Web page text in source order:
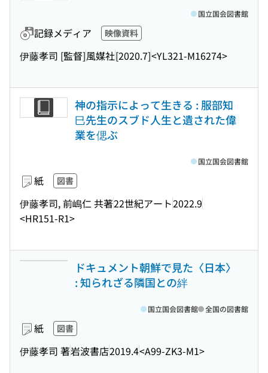
記録メディア 映像資料
伊藤孝司 [監督]風媒社[2020.7]<YL321-M16274>
国立国会図書館
神の指示によって生きる : 服部知
巳先生のスブド人生と遺された偉
業を偲ぶ
紙 図書
伊藤孝司, 前嶋仁 共著22世紀アート2022.9
<HR151-R1>
国立国会図書館
ドキュメント朝鮮で見た〈日本〉
: 知られざる隣国との絆
紙 図書
伊藤孝司 著岩波書店2019.4<A99-ZK3-M1>
国立国会図書館 全国の図書館